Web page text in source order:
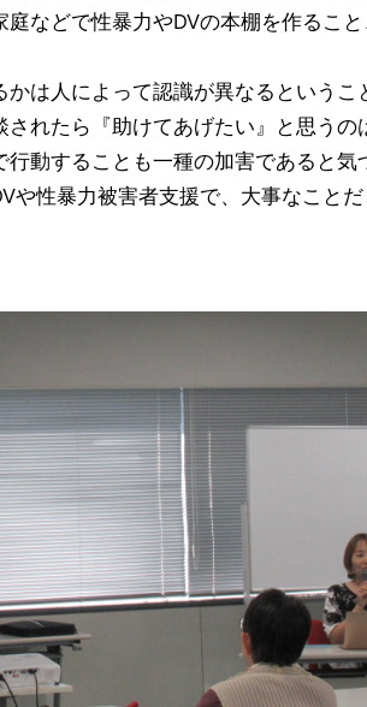
などで性暴力やDVの本棚を作るこ
は人によって認識が異なるというこ
れたら『助けてあげたい』と思うの
動することも一種の加害であると気
や性暴力被害者支援で、大事なこと